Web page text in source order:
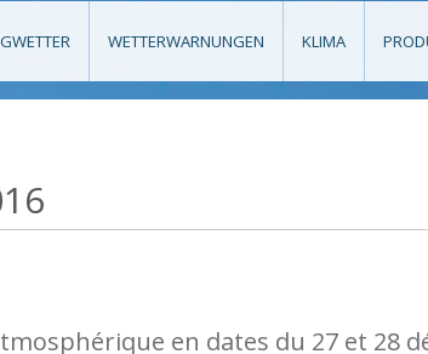
WETTERWARNUNGEN KLIMA
en dates du 27 et 28